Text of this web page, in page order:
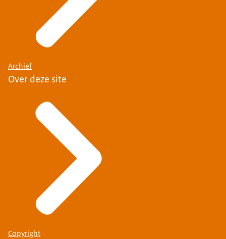
volkshuisvestingnederland.nl/optoppen en laat je
inspireren.
Beeld: We zien tekst in beeld verschijnen: Ga naar
Binnenlandse Zaken en Koninkrijksrelaties.
Archief
Over deze site
Copyright